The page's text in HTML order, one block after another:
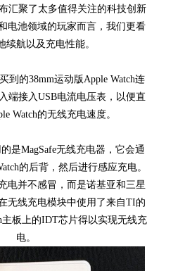
聚了太多值得关注的科技创新
电池领域的玩家而言，我们更看
续航以及充电性能。
的38mm运动版Apple Watch连
端接入USB电流电压表，以便直
Watch的无线充电速度。
MagSafe无线充电器，它会通
的后背，然后进行感应充电。
电并不感冒，而是诺基亚和三星
无线充电模块中使用了来自TI的
主板上的IDT芯片得以实现无线充
电。